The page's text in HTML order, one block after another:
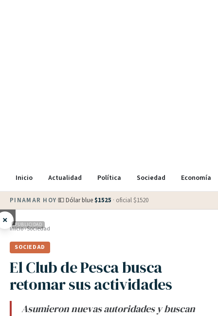
Inicio Actualidad Política Sociedad Economía
PINAMAR HOY·💵 Dólar blue $1525 · oficial $1520
× PUBLICIDAD
Inicio›Sociedad
SOCIEDAD
El Club de Pesca busca
retomar sus actividades
Asumieron nuevas autoridades y buscan